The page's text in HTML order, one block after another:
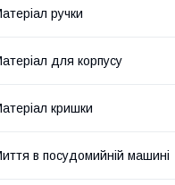
ручки
для корпусу
кришки
в посудомийній машині